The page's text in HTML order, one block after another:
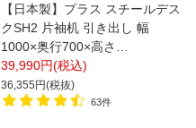
【日本製】プラス スチールデス
クSH2 片袖机 引き出し 幅
1000×奥行700×高さ
700/720mm オフィスデスク 事
務机
39,990円(税込)
36,355円(税抜)
63件